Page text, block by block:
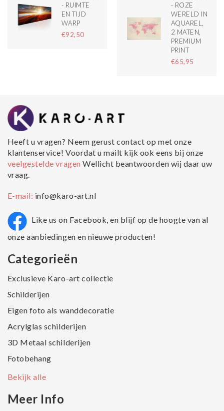
- RUIMTE
EN TIJD
WARP
€92,50
- ROZE
WERELD IN
AQUAREL,
2 MATEN,
PREMIUM
PRINT
€65,95
Heeft u vragen? Neem gerust contact op met onze
klantenservice! Voordat u mailt kijk ook eens bij onze
veelgestelde vragenWellicht beantwoorden wij daar uw
vraag.
E-mail: info@karo-art.nl
Like us on Facebook, en blijf op de hoogte van al
onze aanbiedingen en nieuwe producten!
Categorieën
Exclusieve Karo-art collectie
Schilderijen
Eigen foto als wanddecoratie
Acrylglas schilderijen
3D Metaal schilderijen
Fotobehang
Bekijk alle
Meer Info